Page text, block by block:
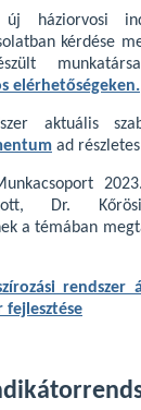
háziorvosi
kérdése
elérhetőségeken.
aktuális
ad
Dr.
a témában
rendszer